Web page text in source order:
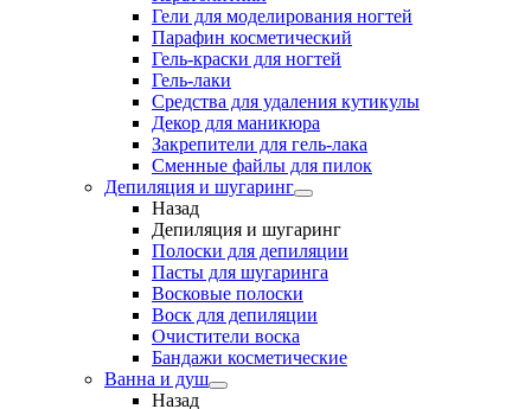
Гели для моделирования ногтей
Парафин косметический
Гель-краски для ногтей
Гель-лаки
Средства для удаления кутикулы
Декор для маникюра
Закрепители для гель-лака
Сменные файлы для пилок
Депиляция и шугаринг
Назад
Депиляция и шугаринг
Полоски для депиляции
Пасты для шугаринга
Восковые полоски
Воск для депиляции
Очистители воска
Бандажи косметические
Ванна и душ
Назад